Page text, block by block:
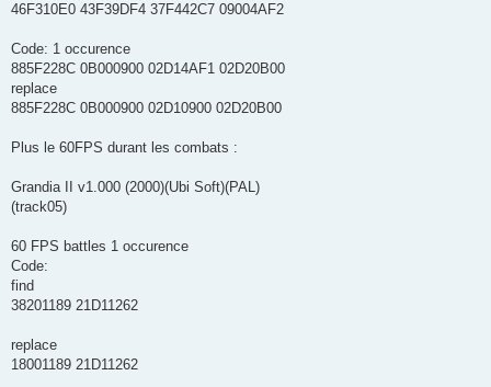
46F310E0 43F39DF4 37F442C7 09004AF2
Code: 1 occurence
885F228C 0B000900 02D14AF1 02D20B00
replace
885F228C 0B000900 02D10900 02D20B00
Plus le 60FPS durant les combats :
Grandia II v1.000 (2000)(Ubi Soft)(PAL)
(track05)
60 FPS battles 1 occurence
Code:
find
38201189 21D11262
replace
18001189 21D11262